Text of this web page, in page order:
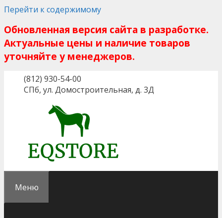
Перейти к содержимому
Обновленная версия сайта в разработке.
Актуальные цены и наличие товаров
уточняйте у менеджеров.
(812) 930-54-00
СПб, ул. Домостроительная, д. 3Д
Меню